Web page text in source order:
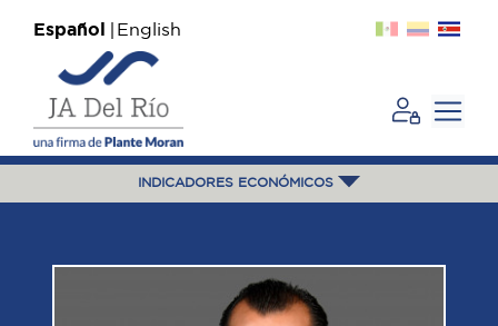
Español English
INDICADORES ECONÓMICOS